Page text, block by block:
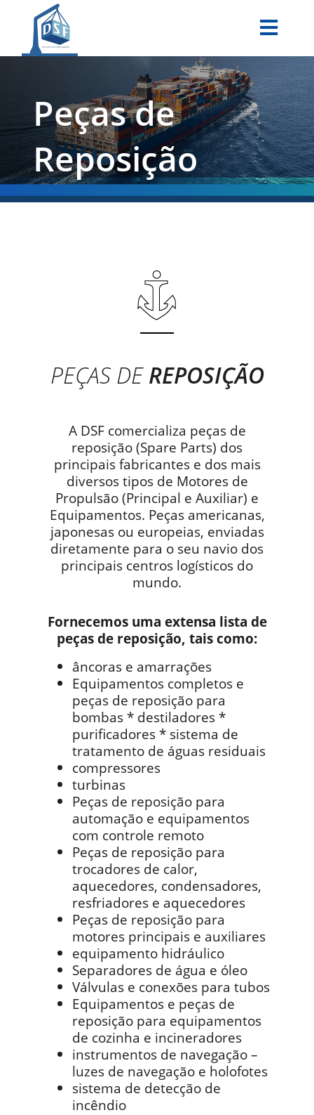
Peças de
Reposição
PEÇAS DEREPOSIÇÃO
A DSF comercializa peças de
reposição (Spare Parts) dos
principais fabricantes e dos mais
diversos tipos de Motores de
Propulsão (Principal e Auxiliar) e
Equipamentos. Peças americanas,
japonesas ou europeias, enviadas
diretamente para o seu navio dos
principais centros logísticos do
mundo.
Fornecemos uma extensa lista de
peças de reposição, tais como:
âncoras e amarrações
Equipamentos completos e
peças de reposição para
bombas * destiladores *
purificadores * sistema de
tratamento de águas residuais
compressores
turbinas
Peças de reposição para
automação e equipamentos
com controle remoto
Peças de reposição para
trocadores de calor,
aquecedores, condensadores,
resfriadores e aquecedores
Peças de reposição para
motores principais e auxiliares
equipamento hidráulico
Separadores de água e óleo
Válvulas e conexões para tubos
Equipamentos e peças de
reposição para equipamentos
de cozinha e incineradores
instrumentos de navegação –
luzes de navegação e holofotes
sistema de detecção de
incêndio